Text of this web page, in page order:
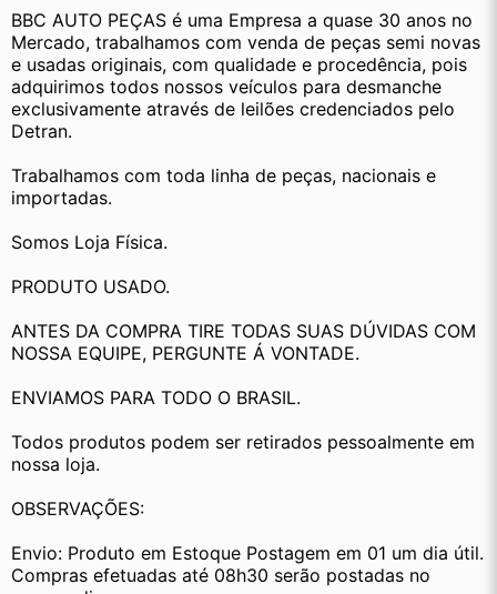
BBC AUTO PEÇAS é uma Empresa a quase 30 anos no
Mercado, trabalhamos com venda de peças semi novas
e usadas originais, com qualidade e procedência, pois
adquirimos todos nossos veículos para desmanche
exclusivamente através de leilões credenciados pelo
Detran.
Trabalhamos com toda linha de peças, nacionais e
importadas.
Somos Loja Física.
PRODUTO USADO.
ANTES DA COMPRA TIRE TODAS SUAS DÚVIDAS COM
NOSSA EQUIPE, PERGUNTE Á VONTADE.
ENVIAMOS PARA TODO O BRASIL.
Todos produtos podem ser retirados pessoalmente em
nossa loja.
OBSERVAÇÕES:
Envio: Produto em Estoque Postagem em 01 um dia útil.
Compras efetuadas até 08h30 serão postadas no